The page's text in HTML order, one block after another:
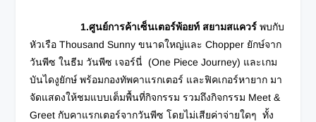
1.ศูนย์การค้าเซ็นเตอร์พ้อยท์ สยามสแควร์พบกับ
หัวเรือ Thousand Sunny ขนาดใหญ่และ Chopper ยักษ์จาก
วันพีซ ในธีม วันพีซ เจอร์นี่ (One Piece Journey) และเกม
บันไดงูยักษ์ พร้อมกองทัพคาแรกเตอร์ และฟิคเกอร์หายาก มา
จัดแสดงให้ชมแบบเต็มพื้นที่กิจกรรม รวมถึงกิจกรรม Meet &
Greet กับคาแรกเตอร์จากวันพีซ โดยไม่เสียค่าจ่ายใดๆ ทั้ง